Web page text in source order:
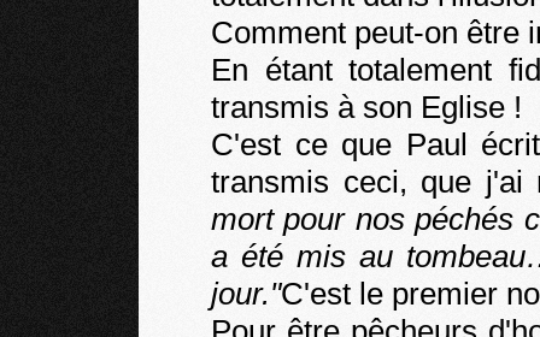
Comment peut-on être
En étant totalement
transmis à son Eglise !
C'est ce que Paul
transmis ceci, que
mort pour nos péchés
a été mis au
jour."C'est le premier